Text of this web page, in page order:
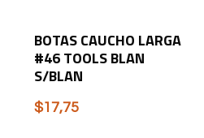
BOTAS CAUCHO LARGA
#46 TOOLS BLAN
S/BLAN
$17,75